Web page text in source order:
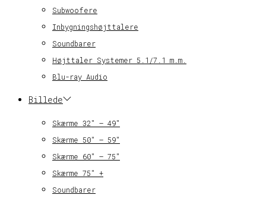
Subwoofere
Inbygningshøjttalere
Soundbarer
Højttaler Systemer 5.1/7.1 m.m.
Blu-ray Audio
Billede
Skærme 32″ – 49″
Skærme 50″ – 59″
Skærme 60″ – 75″
Skærme 75″ +
Soundbarer